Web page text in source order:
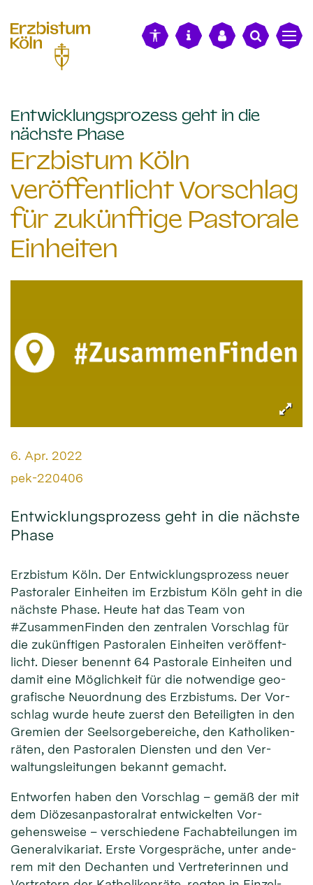
Entwicklungsprozess geht in die
nächste Phase:
Erzbistum Köln
veröffentlicht Vorschlag
für zukünftige Pastorale
Einheiten
Datum:
6. Apr. 2022
Von:
pek-220406
Entwicklungsprozess geht in die nächste
Phase
Erzbistum Köln. Der Ent­wicklungs­pro­zess neuer
Pas­tora­ler Ein­hei­ten im Erz­bistum Köln geht in die
nächs­te Phase. Heu­­te hat das Team von
#Zusammen­Finden den zen­tra­len Vor­schlag für
die zukünf­tigen Pasto­ralen Ein­heiten ver­öffent­
licht. Dieser be­nennt 64 Pas­torale Ein­hei­ten und
damit eine Mög­lich­keit für die not­wendige geo­
gra­fische Neu­ord­nung des Erz­bistums. Der Vor­
schlag wurde heute zuerst den Be­teilig­ten in den
Gre­mien der Seel­sorge­be­reiche, den Ka­tho­liken­
räten, den Pasto­ralen Diensten und den Ver­
waltungs­lei­tungen be­kannt ge­macht.
Ent­worfen haben den Vor­schlag – gemäß der mit
dem Diözesan­pastoral­rat ent­wickel­ten Vor­
gehens­weise – ver­schie­dene Fach­ab­teilun­gen im
Ge­neral­vika­riat. Erste Vor­ge­sprä­che, unter ande­
rem mit den De­chan­ten und Ver­tre­terin­nen und